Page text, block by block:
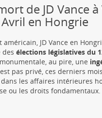
de JD Vance
en Hongrie
JD Vance en
des élections législatives du
au pire, une
pas privé, ces derniers
les affaires intérieures
ou les droits fondamentaux.